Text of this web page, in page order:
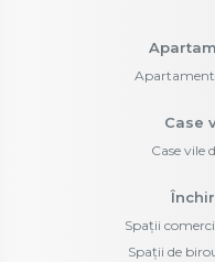
Case
Case vile
Spații
Spații de